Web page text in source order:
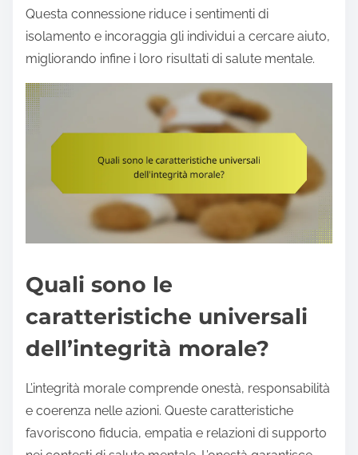
Questa connessione riduce i sentimenti di
isolamento e incoraggia gli individui a cercare aiuto,
migliorando infine i loro risultati di salute mentale.
Quali sono le
caratteristiche universali
dell’integrità morale?
L’integrità morale comprende onestà, responsabilità
e coerenza nelle azioni. Queste caratteristiche
favoriscono fiducia, empatia e relazioni di supporto